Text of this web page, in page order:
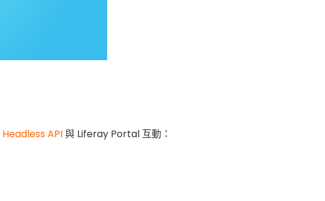
Headless API與 Liferay Portal 互動：